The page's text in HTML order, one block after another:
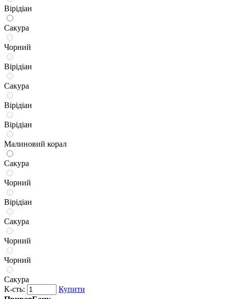
Вірідіан
Сакура
Чорний
Вірідіан
Сакура
Вірідіан
Вірідіан
Малиновий корал
Сакура
Чорний
Вірідіан
Сакура
Чорний
Чорний
Сакура
К-сть:
Купити